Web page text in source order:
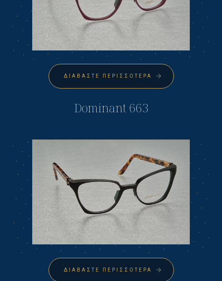
ΔΙΑΒΆΣΤΕ ΠΕΡΙΣΣΌΤΕΡΑ
Dominant 663
ΔΙΑΒΆΣΤΕ ΠΕΡΙΣΣΌΤΕΡΑ